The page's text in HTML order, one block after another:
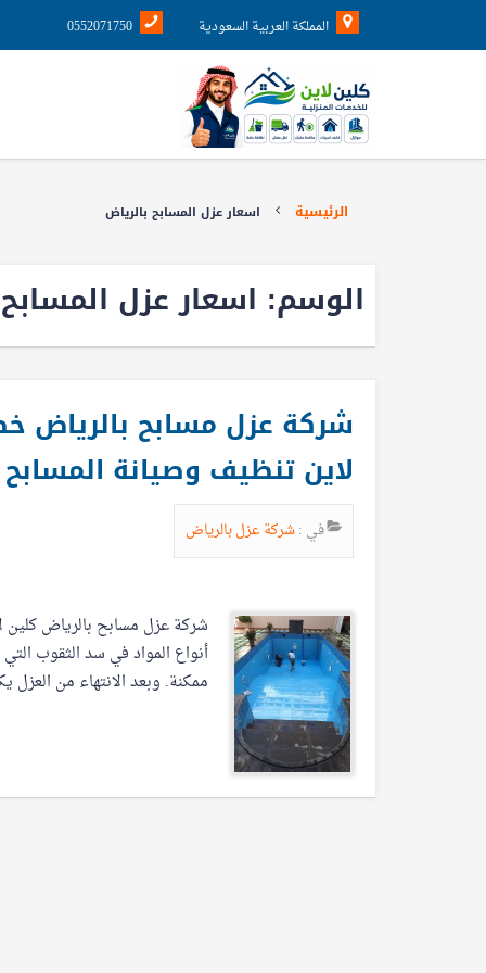
المملكة العربية السعودية 0552071750
الرئيسية اسعار عزل المسابح بالرياض
الوسم: اسعار عزل
لاين تنظيف وصيانة المسابح
في :شركة عزل بالرياض
شركة عزل مسابح بالرياض كلين
أنواع المواد في سد الثقوب
ممكنة. وبعد الانتهاء من